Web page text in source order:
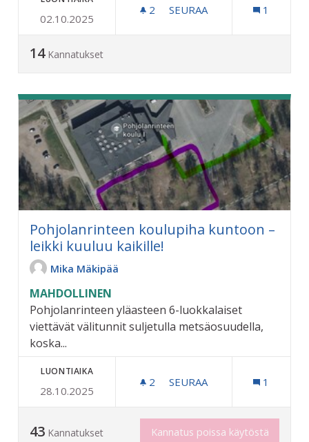
02.10.2025
2 2 SEURAAJAA
SEURAA 1
14 Kannatukset
Pohjolanrinteen koulupiha kuntoon –
leikki kuuluu kaikille!
Mika Mäkipää
MAHDOLLINEN
Pohjolanrinteen yläasteen 6-luokkalaiset
viettävät välitunnit suljetulla metsäosuudella,
koska...
LUONTIAIKA
28.10.2025
2 2 SEURAAJAA
SEURAA 1
43 Kannatukset Kannatus poissa käytöstä